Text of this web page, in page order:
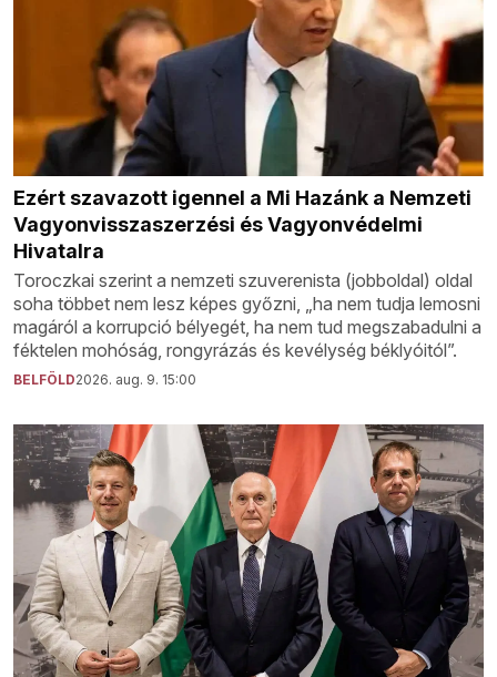
Ezért szavazott igennel a Mi Hazánk a Nemzeti
Vagyonvisszaszerzési és Vagyonvédelmi
Hivatalra
Toroczkai szerint a nemzeti szuverenista (jobboldal) oldal
soha többet nem lesz képes győzni, „ha nem tudja lemosni
magáról a korrupció bélyegét, ha nem tud megszabadulni a
féktelen mohóság, rongyrázás és kevélység béklyóitól”.
BELFÖLD2026. aug. 9. 15:00